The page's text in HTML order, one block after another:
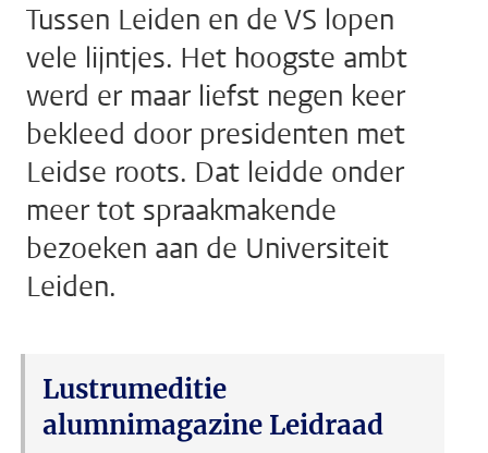
Tussen Leiden en de VS lopen
vele lijntjes. Het hoogste ambt
werd er maar liefst negen keer
bekleed door presidenten met
Leidse roots. Dat leidde onder
meer tot spraakmakende
bezoeken aan de Universiteit
Leiden.
Lustrumeditie
alumnimagazine Leidraad